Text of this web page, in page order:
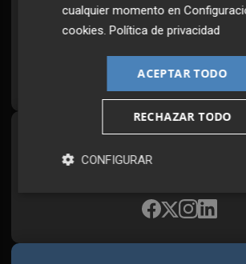
Suscríbete al
Todos los días a primera hora
¡Quiero suscribirme!
Plaza Podcast, desde
cualquier momento en
cookies .Política de privacidad
ACEPTAR TODO
RECHAZAR TODO
CONFIGURAR